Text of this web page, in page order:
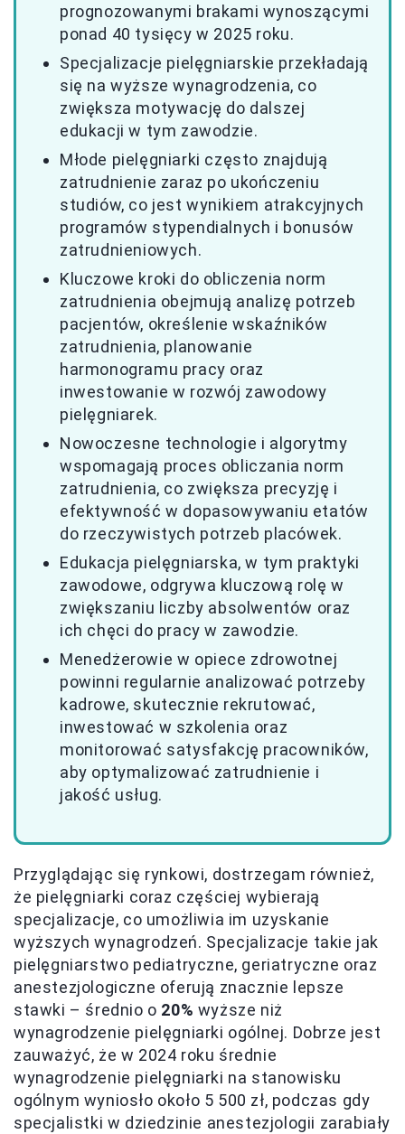
prognozowanymi brakami wynoszącymi
ponad 40 tysięcy w 2025 roku.
Specjalizacje pielęgniarskie przekładają
się na wyższe wynagrodzenia, co
zwiększa motywację do dalszej
edukacji w tym zawodzie.
Młode pielęgniarki często znajdują
zatrudnienie zaraz po ukończeniu
studiów, co jest wynikiem atrakcyjnych
programów stypendialnych i bonusów
zatrudnieniowych.
Kluczowe kroki do obliczenia norm
zatrudnienia obejmują analizę potrzeb
pacjentów, określenie wskaźników
zatrudnienia, planowanie
harmonogramu pracy oraz
inwestowanie w rozwój zawodowy
pielęgniarek.
Nowoczesne technologie i algorytmy
wspomagają proces obliczania norm
zatrudnienia, co zwiększa precyzję i
efektywność w dopasowywaniu etatów
do rzeczywistych potrzeb placówek.
Edukacja pielęgniarska, w tym praktyki
zawodowe, odgrywa kluczową rolę w
zwiększaniu liczby absolwentów oraz
ich chęci do pracy w zawodzie.
Menedżerowie w opiece zdrowotnej
powinni regularnie analizować potrzeby
kadrowe, skutecznie rekrutować,
inwestować w szkolenia oraz
monitorować satysfakcję pracowników,
aby optymalizować zatrudnienie i
jakość usług.
Przyglądając się rynkowi, dostrzegam również,
że pielęgniarki coraz częściej wybierają
specjalizacje, co umożliwia im uzyskanie
wyższych wynagrodzeń. Specjalizacje takie jak
pielęgniarstwo pediatryczne, geriatryczne oraz
anestezjologiczne oferują znacznie lepsze
stawki – średnio o 20% wyższe niż
wynagrodzenie pielęgniarki ogólnej. Dobrze jest
zauważyć, że w 2024 roku średnie
wynagrodzenie pielęgniarki na stanowisku
ogólnym wyniosło około 5 500 zł, podczas gdy
specjalistki w dziedzinie anestezjologii zarabiały